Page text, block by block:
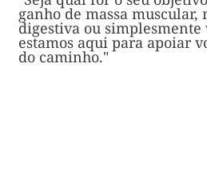
ganho de massa muscular,
digestiva ou
estamos aqui para apoiar
do caminho."